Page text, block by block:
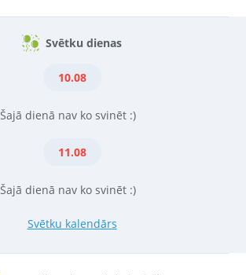
Svētku dienas
10.08
Šajā dienā nav ko svinēt :)
11.08
Šajā dienā nav ko svinēt :)
Svētku kalendārs